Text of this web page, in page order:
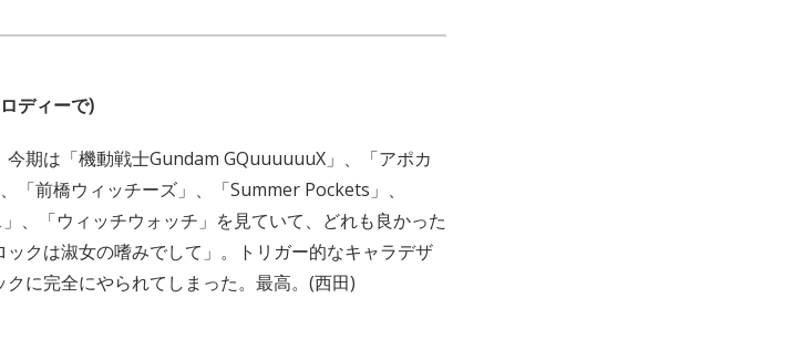
ディーで)
期は「機動戦士Gundam GQuuuuuuX」、「アポカ
「前橋ウィッチーズ」、「Summer Pockets」、
、「ウィッチウォッチ」を見ていて、どれも良かった
クは淑女の嗜みでして」。トリガー的なキャラデザ
に完全にやられてしまった。最高。(西田)